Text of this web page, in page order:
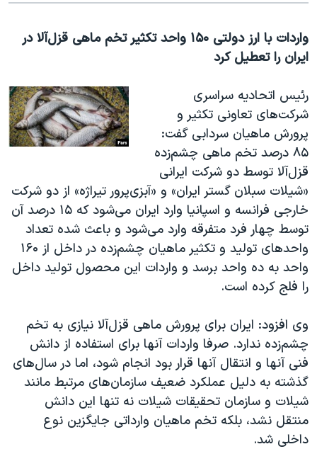
واردات با ارز دولتی ۱۵۰ واحد تکثیر تخم ماهی قزل‌آلا در
ایران را تعطیل کرد
رئیس اتحادیه سراسری
شرکت‌های تعاونی تکثیر و
پرورش ماهیان سردابی گفت:
۸۵ درصد تخم ماهی چشم‌زده
قزل‌آلا توسط دو شرکت ایرانی
«شیلات سبلان گستر ایران» و «آبزی‌پرور تیراژه» از دو شرکت
خارجی فرانسه و اسپانیا وارد ایران می‌شود که ۱۵ درصد آن
توسط چهار فرد متفرقه وارد می‌شود و باعث شده تعداد
واحدهای تولید و تکثیر ماهیان چشم‌زده در داخل از ۱۶۰
واحد به ده واحد برسد و واردات این محصول تولید داخل
را فلج کرده است.
وی افزود: ایران برای پرورش ماهی قزل‌آلا نیازی به تخم
چشم‌زده ندارد. صرفا واردات آنها برای استفاده از دانش
فنی آنها و انتقال آنها قرار بود انجام شود، اما در سال‌های
گذشته به دلیل عملکرد ضعیف سازمان‌های مرتبط مانند
شیلات و سازمان تحقیقات شیلات نه تنها این دانش
منتقل نشد، بلکه تخم ماهیان وارداتی جایگزین نوع
داخلی شد.